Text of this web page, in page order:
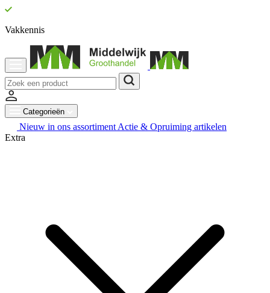
Vakkennis
Categorieën
Nieuw in ons assortiment Actie & Opruiming artikelen
Extra